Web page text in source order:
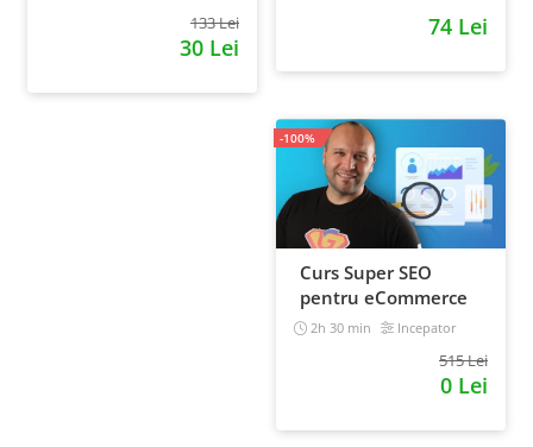
133 Lei
30 Lei
74 Lei
Curs Super SEO
pentru eCommerce
2h 30 min Incepator
515 Lei
0 Lei
-100%